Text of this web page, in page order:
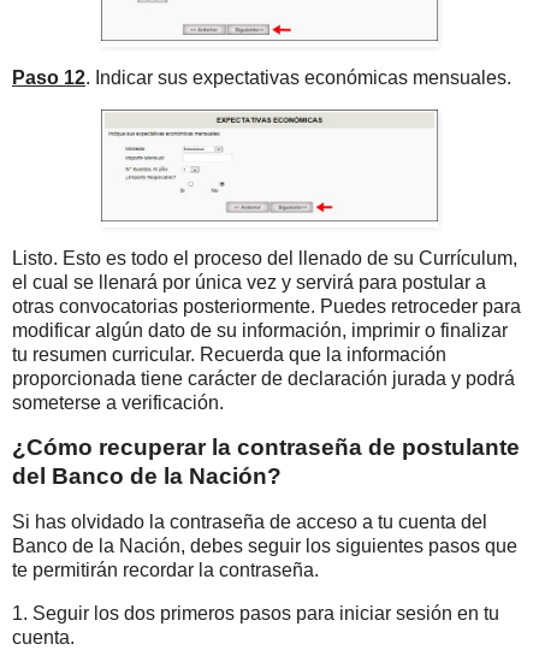
Paso 12. Indicar sus expectativas económicas mensuales.
Listo. Esto es todo el proceso del llenado de su Currículum,
el cual se llenará por única vez y servirá para postular a
otras convocatorias posteriormente. Puedes retroceder para
modificar algún dato de su información, imprimir o finalizar
tu resumen curricular. Recuerda que la información
proporcionada tiene carácter de declaración jurada y podrá
someterse a verificación.
¿Cómo recuperar la contraseña de postulante
del Banco de la Nación?
Si has olvidado la contraseña de acceso a tu cuenta del
Banco de la Nación, debes seguir los siguientes pasos que
te permitirán recordar la contraseña.
1. Seguir los dos primeros pasos para iniciar sesión en tu
cuenta.